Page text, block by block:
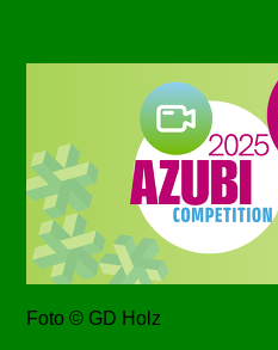
Foto © GD Holz